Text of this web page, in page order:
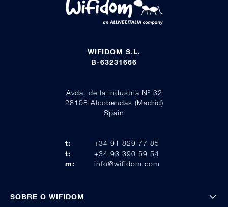
WIFIDOM S.L.
B-63231666
Avda. de la Industria Nº 32
28108 Alcobendas (Madrid)
Spain
t:
+34 91 829 77 85
t:
+34 93 390 59 54
m:
info@wifidom.com
SOBRE O WIFIDOM